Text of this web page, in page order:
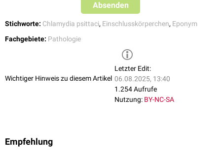
Absenden
Stichworte: Chlamydia psittaci, Einschlusskörperchen, Eponym
Fachgebiete: Pathologie
Wichtiger Hinweis zu diesem Artikel
Letzter Edit:
06.08.2025, 13:40
1.254 Aufrufe
Nutzung: BY-NC-SA
Empfehlung